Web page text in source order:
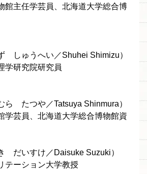
館主任学芸員、北海道大学総合博
しゅうへい／Shuhei Shimizu）
学研究院研究員
たつや／Tatsuya Shinmura）
学芸員、北海道大学総合博物館資
だいすけ／Daisuke Suzuki）
テーション大学教授